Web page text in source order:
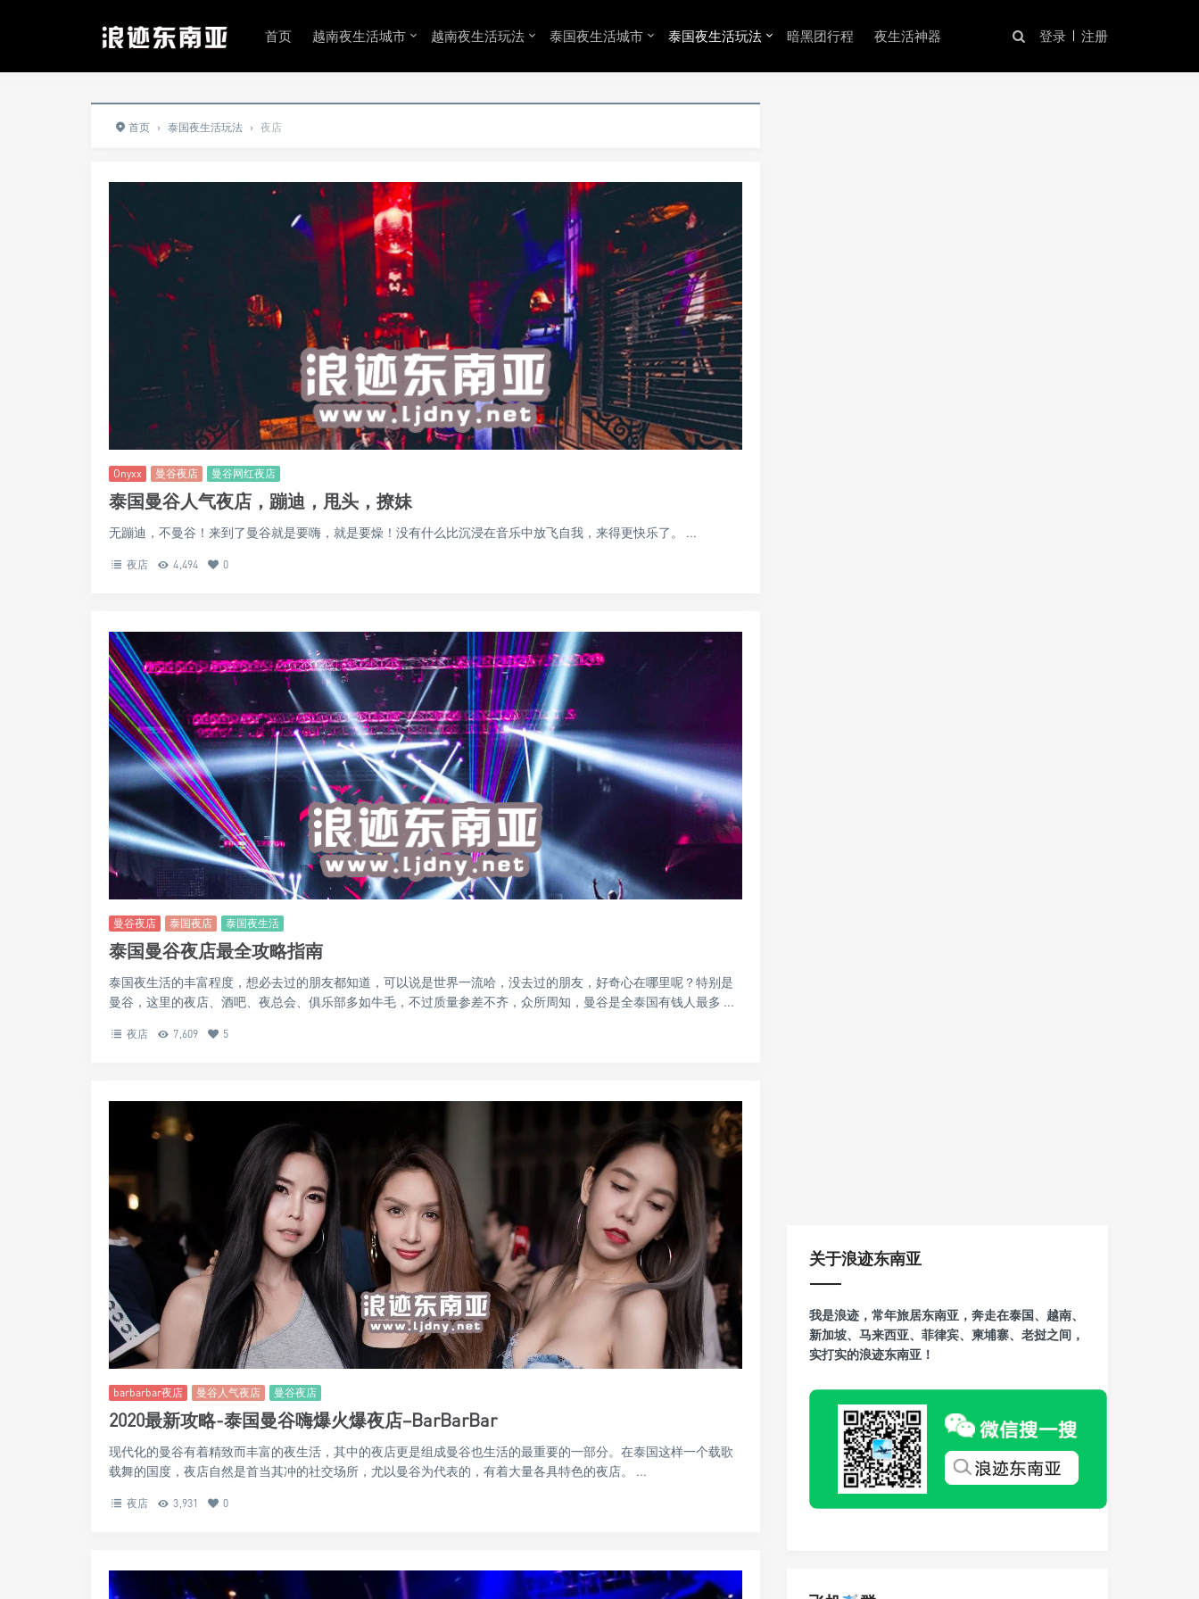
首页 越南夜生活城市 越南夜生活玩法 泰国夜生活城市 泰国夜生活玩法 暗黑团行程 夜生活神器 登录 注册
首页 › 泰国夜生活玩法 › 夜店
Onyxx 曼谷夜店 曼谷网红夜店
泰国曼谷人气夜店，蹦迪，甩头，撩妹
无蹦迪，不曼谷！来到了曼谷就是要嗨，就是要燥！没有什么比沉浸在音乐中放飞自我，来得更快乐了。 ...
夜店 4,494 0
曼谷夜店 泰国夜店 泰国夜生活
泰国曼谷夜店最全攻略指南
泰国夜生活的丰富程度，想必去过的朋友都知道，可以说是世界一流哈，没去过的朋友，好奇心在哪里呢？特别是
曼谷，这里的夜店、酒吧、夜总会、俱乐部多如牛毛，不过质量参差不齐，众所周知，曼谷是全泰国有钱人最多 ...
夜店 7,609 5
barbarbar夜店 曼谷人气夜店 曼谷夜店
2020最新攻略-泰国曼谷嗨爆火爆夜店–BarBarBar
现代化的曼谷有着精致而丰富的夜生活，其中的夜店更是组成曼谷也生活的最重要的一部分。在泰国这样一个载歌
载舞的国度，夜店自然是首当其冲的社交场所，尤以曼谷为代表的，有着大量各具特色的夜店。 ...
夜店 3,931 0
关于浪迹东南亚
我是浪迹，常年旅居东南亚，奔走在泰国、越南、
新加坡、马来西亚、菲律宾、柬埔寨、老挝之间，
实打实的浪迹东南亚！